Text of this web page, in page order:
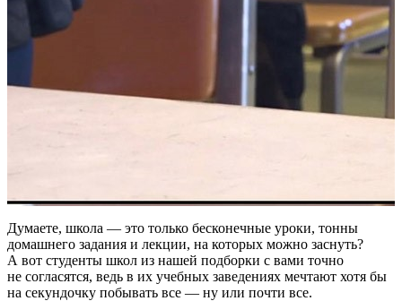
Думаете, школа — это только бесконечные уроки, тонны
домашнего задания и лекции, на которых можно заснуть?
А вот студенты школ из нашей подборки с вами точно
не согласятся, ведь в их учебных заведениях мечтают хотя бы
на секундочку побывать все — ну или почти все.